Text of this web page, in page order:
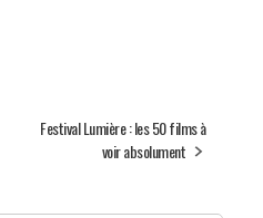
Festival Lumière : les 50 films à
voir absolument